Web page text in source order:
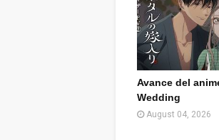
Avance del
Wedding
August 04, 2026